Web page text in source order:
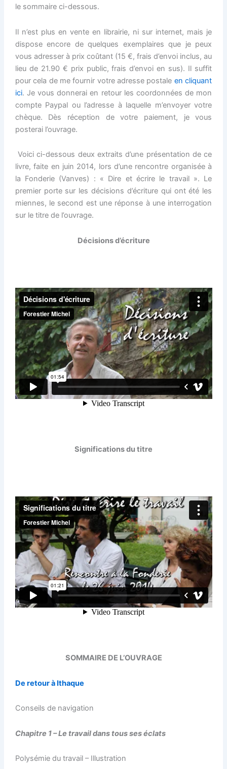
le sommaire ci-dessous.
Il n’est plus en vente en librairie, ni sur internet, mais je
dispose encore de quelques exemplaires que je peux
vous adresser à prix coûtant (15 €, frais d’envoi inclus, au
lieu de 21.90 € prix public, frais d’envoi en sus). Il suffit
pour cela de me fournir votre adresse postale en cliquant
ici. Je vous donnerai en retour les coordonnées de mon
compte Paypal ou l’adresse à laquelle m’envoyer votre
chèque. Dès réception de votre paiement, je vous
posterai l’ouvrage.
Voici ci-dessous deux extraits d’une présentation de ce
livre, faite en juin 2014, lors d’une rencontre organisée à
la Fonderie (Vanves) : « Dire et écrire le travail ». Le
premier porte sur les décisions d’écriture qui ont été les
miennes, le second est une réponse à une interrogation
sur le titre de l’ouvrage.
Décisions d’écriture
Significations du titre
SOMMAIRE DE L’OUVRAGE
De retour à Ithaque
Conseils de navigation
Chapitre 1 – Le travail dans tous ses éclats
Polysémie du travail – Illustration